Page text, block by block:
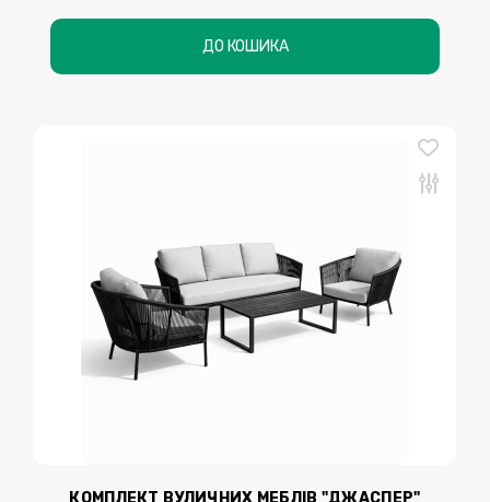
ДО КОШИКА
КОМПЛЕКТ ВУЛИЧНИХ МЕБЛІВ "ДЖАСПЕР"